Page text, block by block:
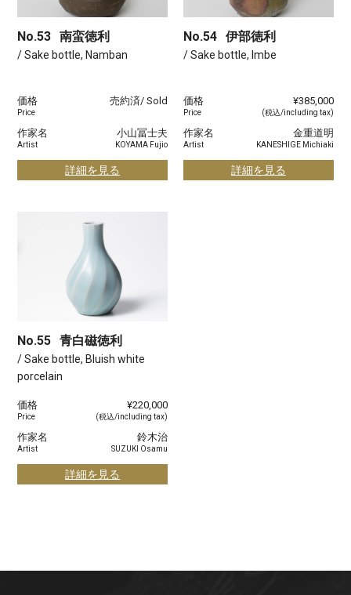
No.53 南蛮徳利
/ Sake bottle, Namban
価格
Price
売約済/ Sold
作家名
Artist
小山冨士夫
KOYAMA Fujio
詳細を見る
No.54 伊部徳利
/ Sake bottle, Imbe
価格
Price
¥385,000
(税込/including tax)
作家名
Artist
金重道明
KANESHIGE Michiaki
詳細を見る
No.55 青白磁徳利
/ Sake bottle, Bluish white
porcelain
価格
Price
¥220,000
(税込/including tax)
作家名
Artist
鈴木治
SUZUKI Osamu
詳細を見る